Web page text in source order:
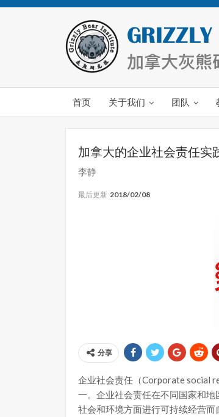
首页 关于我们 团队
加拿大的企业社会责任实
李静
最后更新 2018/02/08
分享
企业社会责任（Corporate social
一。企业社会责任在不同国家和地
社会和环境方面进行可持续经营